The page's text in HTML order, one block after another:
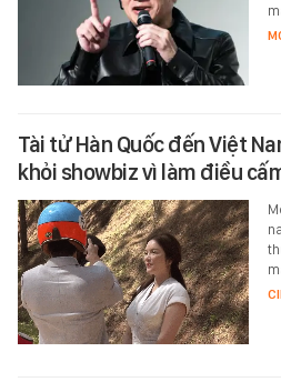
Tài tử Hàn Quốc đến Việt
khỏi showbiz vì làm điều